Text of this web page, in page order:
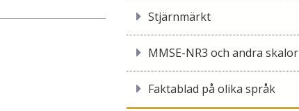
Stjärnmärkt
MMSE-NR3 och andra skalor
Faktablad på olika språk